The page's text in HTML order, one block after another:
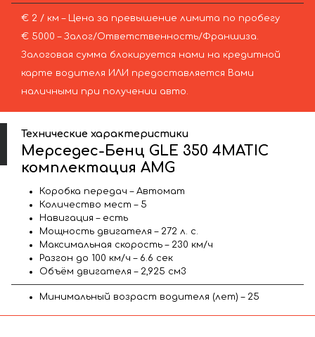
€ 2 / км – Цена за превышение лимита по пробегу
€ 5000 – Залог/Ответственность/Франшиза.
Залоговая сумма блокируется нами на кредитной
карте водителя ИЛИ предоставляется Вами
наличными при получении авто.
Технические характеристики
Мерседес-Бенц GLE 350 4MATIC
комплектация AMG
Коробка передач – Автомат
Количество мест – 5
Навигация – есть
Мощность двигателя – 272 л. с.
Максимальная скорость – 230 км/ч
Разгон до 100 км/ч – 6.6 сек
Объём двигателя – 2,925 см3
Минимальный возраст водителя (лет) – 25